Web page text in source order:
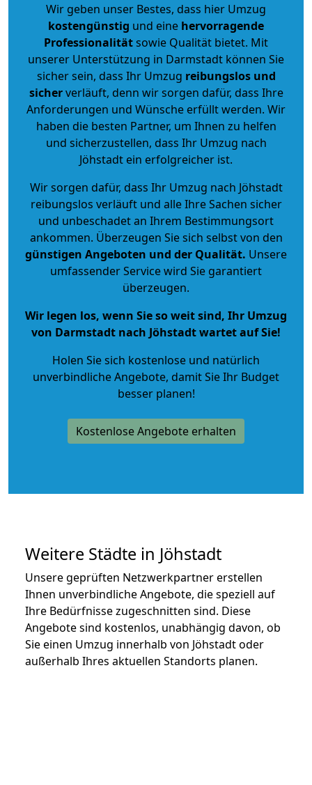
Wir geben unser Bestes, dass hier Umzug
kostengünstig und eine hervorragende
Professionalitätsowie Qualität bietet. Mit
unserer Unterstützung in Darmstadt können Sie
sicher sein, dass Ihr Umzug reibungslos und
sicherverläuft, denn wir sorgen dafür, dass Ihre
Anforderungen und Wünsche erfüllt werden. Wir
haben die besten Partner, um Ihnen zu helfen
und sicherzustellen, dass Ihr Umzug nach
Jöhstadt ein erfolgreicher ist.
Wir sorgen dafür, dass Ihr Umzug nach Jöhstadt
reibungslos verläuft und alle Ihre Sachen sicher
und unbeschadet an Ihrem Bestimmungsort
ankommen. Überzeugen Sie sich selbst von den
günstigen Angeboten und der Qualität. Unsere
umfassender Service wird Sie garantiert
überzeugen.
Wir legen los, wenn Sie so weit sind, Ihr Umzug
von Darmstadt nach Jöhstadt wartet auf Sie!
Holen Sie sich kostenlose und natürlich
unverbindliche Angebote, damit Sie Ihr Budget
besser planen!
Kostenlose Angebote erhalten
Weitere Städte in Jöhstadt
Unsere geprüften Netzwerkpartner erstellen
Ihnen unverbindliche Angebote, die speziell auf
Ihre Bedürfnisse zugeschnitten sind. Diese
Angebote sind kostenlos, unabhängig davon, ob
Sie einen Umzug innerhalb von Jöhstadt oder
außerhalb Ihres aktuellen Standorts planen.